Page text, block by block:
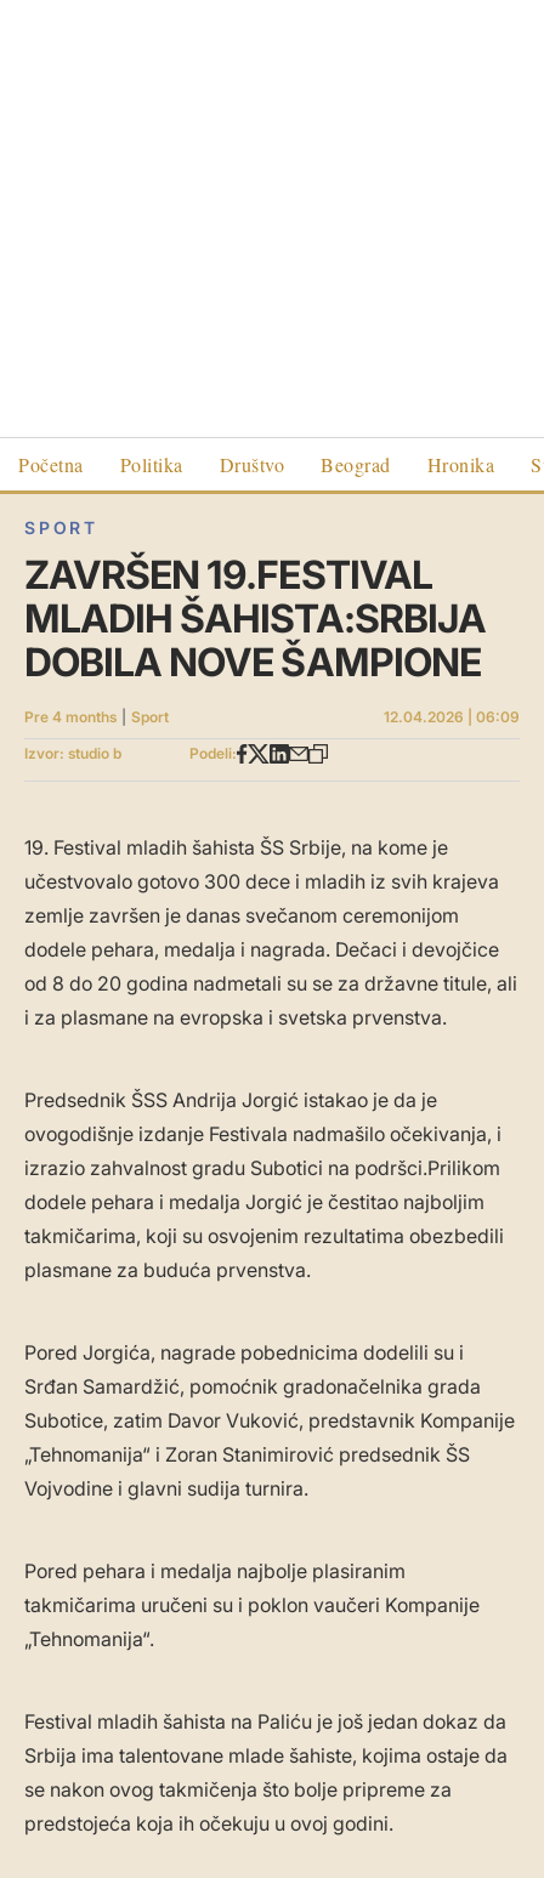
Početna Politika Društvo Beograd Hronika
SPORT
ZAVRŠEN 19.FESTIVAL
MLADIH ŠAHISTA:SRBIJA
DOBILA NOVE ŠAMPIONE
Pre 4 months Sport
12.04.2026 | 06:09
Izvor: studio b
Podeli:
19. Festival mladih šahista ŠS Srbije, na kome je
učestvovalo gotovo 300 dece i mladih iz svih krajeva
zemlje završen je danas svečanom ceremonijom
dodele pehara, medalja i nagrada. Dečaci i devojčice
od 8 do 20 godina nadmetali su se za državne titule, ali
i za plasmane na evropska i svetska prvenstva.
Predsednik ŠSS Andrija Jorgić istakao je da je
ovogodišnje izdanje Festivala nadmašilo očekivanja, i
izrazio zahvalnost gradu Subotici na podršci.Prilikom
dodele pehara i medalja Jorgić je čestitao najboljim
takmičarima, koji su osvojenim rezultatima obezbedili
plasmane za buduća prvenstva.
Pored Jorgića, nagrade pobednicima dodelili su i
Srđan Samardžić, pomoćnik gradonačelnika grada
Subotice, zatim Davor Vuković, predstavnik Kompanije
„Tehnomanija“ i Zoran Stanimirović predsednik ŠS
Vojvodine i glavni sudija turnira.
Pored pehara i medalja najbolje plasiranim
takmičarima uručeni su i poklon vaučeri Kompanije
„Tehnomanija“.
Festival mladih šahista na Paliću je još jedan dokaz da
Srbija ima talentovane mlade šahiste, kojima ostaje da
se nakon ovog takmičenja što bolje pripreme za
predstojeća koja ih očekuju u ovoj godini.